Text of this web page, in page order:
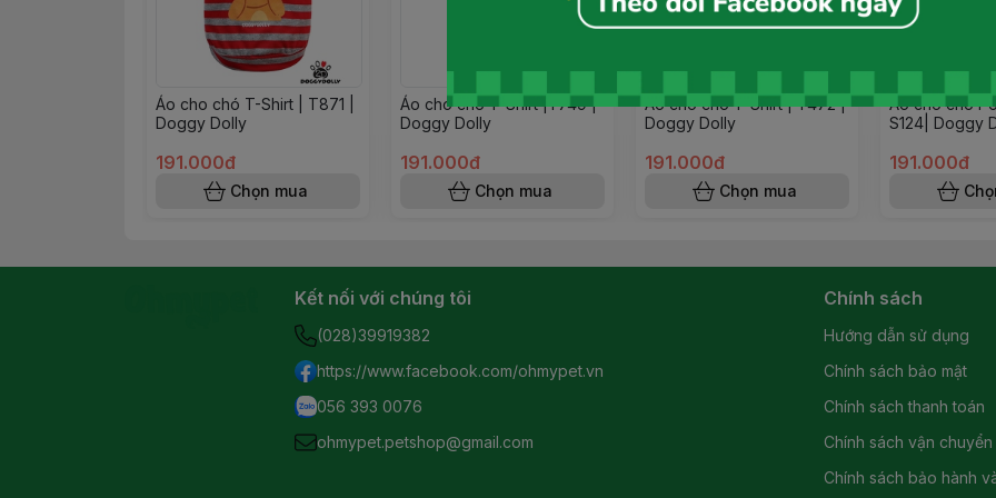
Áo cho chó T-Shirt | T871 |
Doggy Dolly
191.000đ
Chọn mua
Áo cho chó T-Shirt |T749 |
Doggy Dolly
191.000đ
Chọn mua
Áo cho chó T-Shirt | T472 |
Doggy Dolly
191.000đ
Chọn mua
Áo cho chó
S124| Doggy
191.000đ
Kết nối với chúng tôi
(028)39919382
https://www.facebook.com/ohmypet.vn
056 393 0076
ohmypet.petshop@gmail.com
Chính sách
Hướng dẫn sử dụng
Chính sách bảo mật
Chính sách thanh toán
Chính sách vận
Chính sách bảo hành